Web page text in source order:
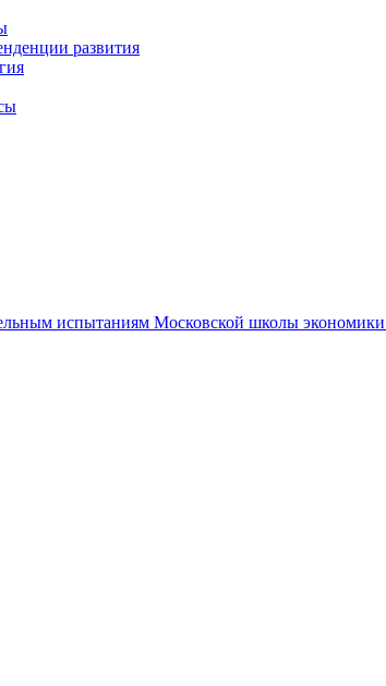
развития
испытаниям Московской школы